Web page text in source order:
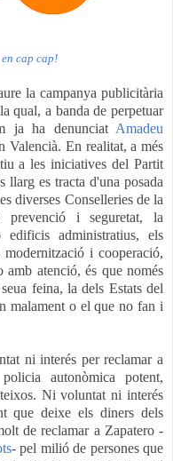
cap cap!
la campanya publicitària
qual, a banda de perpetuar
ja ha denunciat Amadeu
Valencià. En realitat, a més
a les iniciatives del Partit
llarg es tracta d'una posada
diverses Conselleries de la
i seguretat, la
edificis administratius, els
i cooperació,
atenció, és que només
feina, la dels Estats del
malament o el que no fan i
ni interés per reclamar a
autonòmica potent,
Ni voluntat ni interés
que deixe els diners dels
de reclamar a Zapatero -
- pel milió de persones que